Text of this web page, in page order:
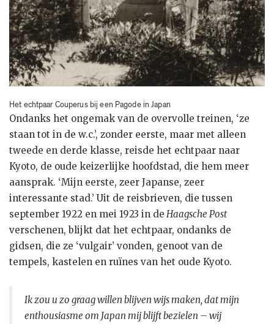
Het echtpaar Couperus bij een Pagode in Japan
Ondanks het ongemak van de overvolle treinen, ‘ze
staan tot in de w.c.’, zonder eerste, maar met alleen
tweede en derde klasse, reisde het echtpaar naar
Kyoto, de oude keizerlijke hoofdstad, die hem meer
aansprak. ‘Mijn eerste, zeer Japanse, zeer
interessante stad.’ Uit de reisbrieven, die tussen
september 1922 en mei 1923 in de Haagsche Post
verschenen, blijkt dat het echtpaar, ondanks de
gidsen, die ze ‘vulgair’ vonden, genoot van de
tempels, kastelen en ruïnes van het oude Kyoto.
Ik zou u zo graag willen blijven wijs maken, dat mijn
enthousiasme om Japan mij blijft bezielen – wij